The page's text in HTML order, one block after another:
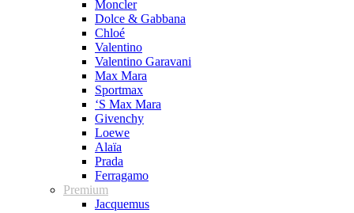
Moncler
Dolce & Gabbana
Chloé
Valentino
Valentino Garavani
Max Mara
Sportmax
‘S Max Mara
Givenchy
Loewe
Alaïa
Prada
Ferragamo
Premium
Jacquemus